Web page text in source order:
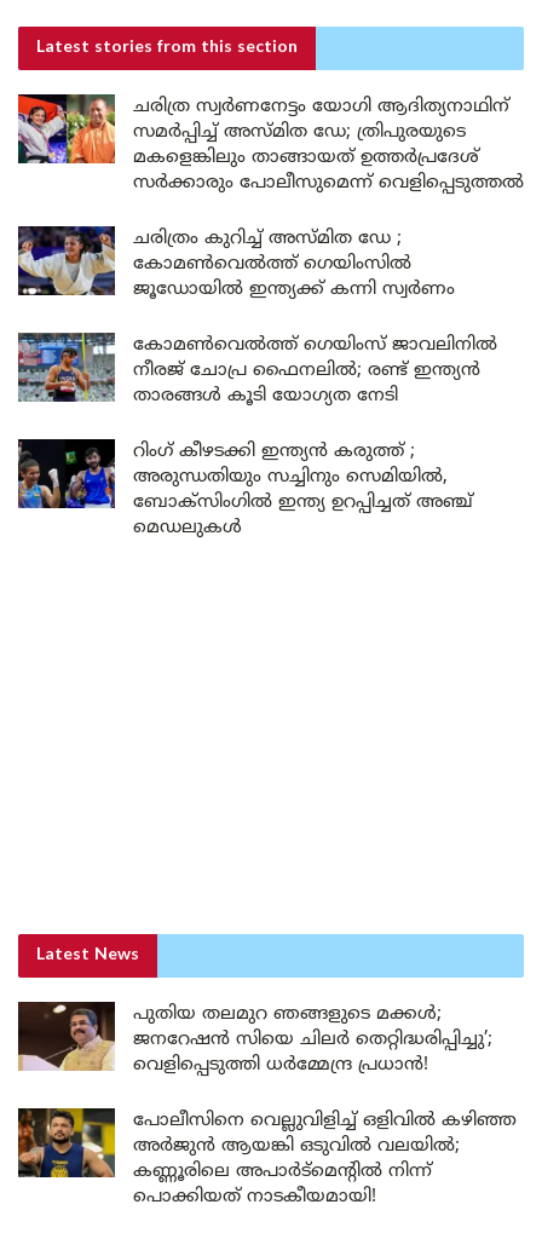
Latest stories from this section
ചരിത്ര സ്വർണനേട്ടം യോഗി ആദിത്യനാഥിന്
സമർപ്പിച്ച് അസ്മിത ഡേ; ത്രിപുരയുടെ
മകളെങ്കിലും താങ്ങായത് ഉത്തർപ്രദേശ്
സർക്കാരും പോലീസുമെന്ന് വെളിപ്പെടുത്തൽ
ചരിത്രം കുറിച്ച് അസ്മിത ഡേ ;
കോമൺവെൽത്ത് ഗെയിംസിൽ
ജൂഡോയിൽ ഇന്ത്യക്ക് കന്നി സ്വർണം
കോമൺവെൽത്ത് ഗെയിംസ് ജാവലിനിൽ
നീരജ് ചോപ്ര ഫൈനലിൽ; രണ്ട് ഇന്ത്യൻ
താരങ്ങൾ കൂടി യോഗ്യത നേടി
റിംഗ് കീഴടക്കി ഇന്ത്യൻ കരുത്ത് ;
അരുന്ധതിയും സച്ചിനും സെമിയിൽ,
ബോക്സിംഗിൽ ഇന്ത്യ ഉറപ്പിച്ചത് അഞ്ച്
മെഡലുകൾ
Latest News
പുതിയ തലമുറ ഞങ്ങളുടെ മക്കൾ;
ജനറേഷൻ സിയെ ചിലർ തെറ്റിദ്ധരിപ്പിച്ചു’;
വെളിപ്പെടുത്തി ധർമ്മേന്ദ്ര പ്രധാൻ!
പോലീസിനെ വെല്ലുവിളിച്ച് ഒളിവിൽ കഴിഞ്ഞ
അർജുൻ ആയങ്കി ഒടുവിൽ വലയിൽ;
കണ്ണൂരിലെ അപാർട്മെന്റിൽ നിന്ന്
പൊക്കിയത് നാടകീയമായി!